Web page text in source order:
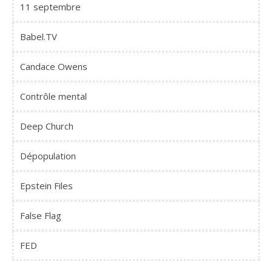
11 septembre
Babel.TV
Candace Owens
Contrôle mental
Deep Church
Dépopulation
Epstein Files
False Flag
FED